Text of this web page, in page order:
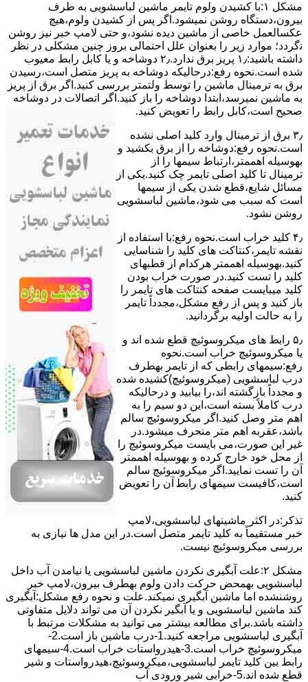
مشکل ۱:ﺑﺎ ﮐﺸﯿﺪن وﻟﻮم ﺗﺎﯾﻤﺮ ماشین لباسشویی به طرف
ﺑﯿﺮون،دستگاه روﺷﻦ نمیشود.اﮔﺮ ﭘﺲ از ﮐﺸﯿﺪن وﻟﻮم،ﻫﯿﭻ
عکسالعمل ﺧﺎﺻﯽ از ﻣﺎﺷﯿﻦ دﯾﺪه نشود،و حتی ﻻﻣﭗ ﺧﺒﺮ ﻧﯿﺰ روﺷﻦ
ﻧگردد؛ موارد زیر را بعنوان ﻋﻠﻞ احتمالی بروز چنین مشکلی در نظر
داشته باشید:۱٫ ﭘﺮﯾﺰ ﺑﺮق ﻧﺪارد.۲٫ دوﺷﺎﺧﻪ و ﯾﺎ ﮐﺎﺑﻞ راﺑﻂ ﻣﻌﯿﻮب
ﺷﺪه است.نحوه رفع:درحالیکه دوﺷﺎﺧﻪ ﺑﻪ ﭘﺮﯾﺰ ﻣﺘﺼﻞ اﺳﺖ،رﺳﯿﺪن
ﺑﺮق ﺑﻪ ﺗﺮﻣﯿﻨﺎل ﻣﺎﺷﯿﻦ را ﺗﻮﺳﻂ ولتمتر بررسی ﮐﻨﯿﺪ.اﮔﺮ ﺑﺮق از ﭘﺮﯾﺰ
ﺑﻪ ﻣﺎﺷﯿﻦ نمیرسد،اﺑﺘﺪا دوشاخه را باز کنید.اﮔﺮ اﺗﺼﺎﻻت در دوشاخه
ﺻﺤﯿﺢ اﺳﺖ،ﮐﺎﺑﻞ راﺑﻂ را ﺗﻌﻮﯾﺾ کنید.
۳٫ ﺑﺮق از ﺗﺮﻣﯿﻨﺎل وارد ﮐﻠﯿﺪ اﺻﻠﯽ ﻧﺸﺪه
است.نحوه رﻓﻊ:دوشاخه را از ﺑﺮق بکشید و
بهوسیله اهممتر،ارﺗﺒﺎط سیمها را از
ﺗﺮﻣﯿﻨﺎل ﺗﺎ ﮐﻠﯿﺪ اﺻﻠﯽ ﺗﺎﯾﻤﺮ چک کنید.یکی از
مسائل شایع،ﻗﻄﻊ شدن ﯾﮑﯽ از سیمها
است که سبب می شود،ﻣﺎﺷﯿﻦ لباسشویی
روﺷﻦ نشود.
۴٫ ﮐﻠﯿﺪ ﺧﺮاب اﺳﺖ.نحوه رفع:ﺑﺎ اﺳﺘﻔﺎده از
ﻧﻘﺸﻪ ﺗﺎﯾﻤﺮ،ﮐﻨﺘﺎﮐﺖ ﻫﺎی ﮐﻠﯿﺪ را ﺷﻨﺎﺳﺎﯾﯽ
کنید.بهوسیله اهممتر هرکدام از قطبهای
ﮐﻠﯿﺪ را ﺗﺴﺖ ﮐﻨﯿﺪ.در ﺻﻮرت ﺧﺮاب ﺑﻮدن
ﮐﻠﯿﺪ میبایست ﺻﻔﺤﻪ ﮐﻨﺘﺎﮐﺖ ﻫﺎی ﺗﺎﯾﻤﺮ را
باز کنید و ﭘﺲ از رﻓﻊ مشکل،مجدداً ﺗﺎﯾﻤﺮ
را به حالت اوﻟﯿﻪ برگردانید.
۵٫ رابط های ﻣﯿﮑﺮوﺳﻮﺋﯿﭻ ﻗﻄﻊ شده اند و
ﯾﺎ ﻣﯿﮑﺮوﺳﻮﺋﯿﭻ ﺧﺮاب اﺳﺖ.نحوه
رفع:سیمهای راﺑﻄﯽ ﮐﻪ از ﺗﺎﯾﻤﺮ بهطرف
درب لباسشویی (ﻣﯿﮑﺮوﺳﻮﺋﯿﭻ)کشیده شده
و مجدداً بازگشته اند،را ﺑﯿﺎﺑﯿﺪ و درحالیکه
درب کاملاً ﺑﺴﺘﻪ اﺳﺖ،اﯾﻦ دو ﺳﯿﻢ را ﺑﻪ
اﻫﻢ ﻣﺘﺮ وصل کنید.اﮔﺮ ﻣﯿﮑﺮوﺳﻮﺋﯿﭻ ﺳﺎﻟﻢ
ﺑﺎﺷﺪ،ﻋﻘﺮﺑﻪ اهم متر ﻣﻨﺤﺮف میشود.در
ﻏﯿﺮ اﯾﻦ ﺻﻮرت،می بایست ﻣﯿﮑﺮوﺳﻮﺋﯿﭻ را
از ﻣﺤﻞ خود ﺧﺎرج کرده و بهوسیله اهممتر
آن را ﺗﺴﺖ ﻧﻤﺎﯾﯿﺪ.اﮔﺮ ﻣﯿﮑﺮوﺳﻮﺋﯿﭻ ﺳﺎﻟﻢ
اﺳﺖ،ﮐﺎﻓﯿﺴﺖ سیمهای راﺑﻄ آن را ﺗﻌﻮﯾﺾ
کنید.
ﺗﺬﮐﺮ:در اﮐﺜﺮ ماشینهای لباسشویی،ﻻﻣﭗ
ﺧﺒﺮ مستقیماً ﺑﻪ ﮐﻠﯿﺪ ﺗﺎﯾﻤﺮ ﻣﺘﺼﻞ اﺳﺖ.در اﯾﻦ مدل ها ﻧﯿﺎزی ﺑﻪ
بررسی ﻣﯿﮑﺮوﺳﻮﺋﯿﭻ نیست.
مشکل ۲:علت آبگیری نکردن ماشین لباسشویی یا نیامدن آب داخل
لباسشویی بهمحض ﺣﺮﮐﺖ دادن وﻟﻮم بهطرف ﺑﯿﺮون،ﻻﻣﭗ ﺧﺒﺮ
روشنشده اﻣﺎ ﻣﺎﺷﯿﻦ آﺑﮕﯿﺮی نمیکند.ﻋﻠﺖ و نحوه رﻓﻊ مشکل:آبگیری
کند ماشین لباسشویی و یا آبگیر نکردن آن می تواند دلایل متفاوتی
داشته باشد.برای مطالعه بیشتر می توانید به مشکلات مرتبط با
آبگیری لباسشویی مراجعه کنید.1-درب ﻣﺎﺷﯿﻦ ﺑﺎز اﺳﺖ.2-
ﻣﯿﮑﺮوﺳﻮﺋﯿﭻ ﺧﺮاب اﺳﺖ.3-ﻫﯿﺪرواﺳﺘﺎت ﺧﺮاب اﺳﺖ.4-سیمهای
راﺑﻂ ﺑﯿﻦ ﮐﻠﯿﺪ ﺗﺎﯾﻤﺮ لباسشویی،ﻣﯿﮑﺮوﺳﻮﺋﯿﭻ،ﻫﯿﺪرواﺳﺘﺎت و ﺷﯿﺮ
ﻗﻄﻊ ﺷﺪه اند.5-خرابی شیر ورودی آب